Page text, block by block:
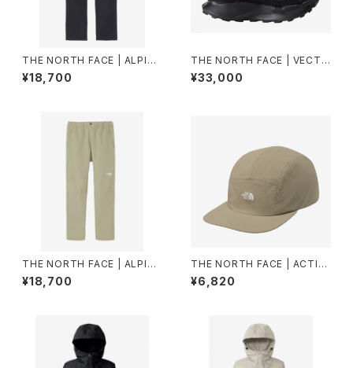
THE NORTH FACE | ALPINE
LIGHT PANT NB82501 | ブラ
ック | Men
¥18,700
THE NORTH FACE | VECTI
VBREEZEDCF NF52641 | TF
Nブラック/TFNブラック | Unis
¥33,000
THE NORTH FACE | ALPINE
LIGHT PANT NB82501 | ク
レイグレー | Men
¥18,700
THE NORTH FACE | ACTIV
ELIGHTFIVEPANELCAP NN
02573 | クレイグレー | Unise
¥6,820